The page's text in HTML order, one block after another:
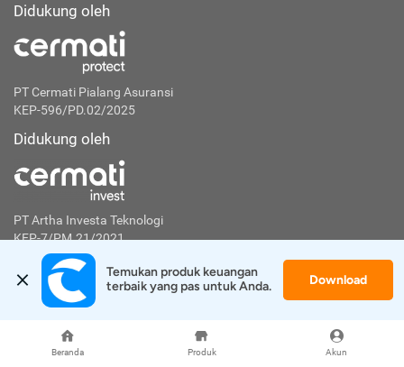
Beranda Produk Akun
Didukung oleh
PT Cermati Pialang Asuransi
KEP-596/PD.02/2025
Didukung oleh
PT Artha Investa Teknologi
KEP-7/PM.21/2021
Langganan untuk mendapatkan tips finansial
Berlangganan
Temukan produk keuangan
terbaik yang pas untuk Anda.
Download